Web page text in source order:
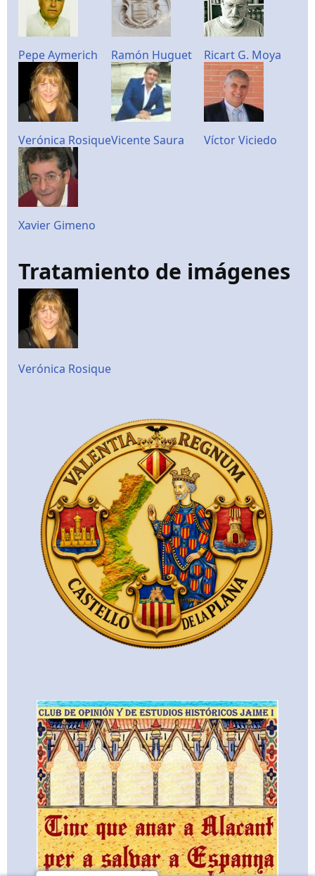
Pepe Aymerich Ramón Huguet Ricart G. Moya
Verónica RosiqueVicente Saura Víctor Viciedo
Xavier Gimeno
Tratamiento de imágenes
Verónica Rosique